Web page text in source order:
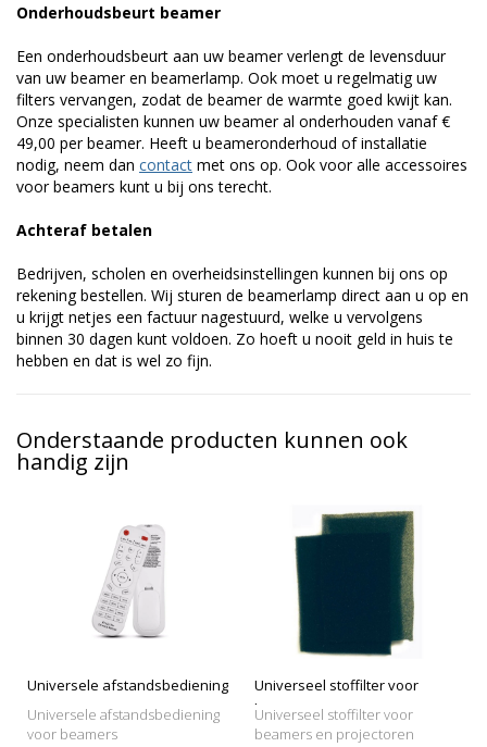
Onderhoudsbeurt beamer
Een onderhoudsbeurt aan uw beamer verlengt de levensduur
van uw beamer en beamerlamp. Ook moet u regelmatig uw
filters vervangen, zodat de beamer de warmte goed kwijt kan.
Onze specialisten kunnen uw beamer al onderhouden vanaf €
49,00 per beamer. Heeft u beameronderhoud of installatie
nodig, neem dan contact met ons op. Ook voor alle accessoires
voor beamers kunt u bij ons terecht.
Achteraf betalen
Bedrijven, scholen en overheidsinstellingen kunnen bij ons op
rekening bestellen. Wij sturen de beamerlamp direct aan u op en
u krijgt netjes een factuur nagestuurd, welke u vervolgens
binnen 30 dagen kunt voldoen. Zo hoeft u nooit geld in huis te
hebben en dat is wel zo fijn.
Onderstaande producten kunnen ook
handig zijn
Universele afstandsbediening
Universele afstandsbediening
voor beamers
Universeel stoffilter voor
beamers
Universeel stoffilter voor
beamers en projectoren